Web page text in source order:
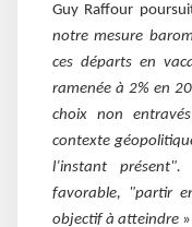
Guy Raffour
notre mesure
ces départs en
ramenée à 2% en
choix non
contexte
l’instant
favorable, "partir
objectif à atteindre »